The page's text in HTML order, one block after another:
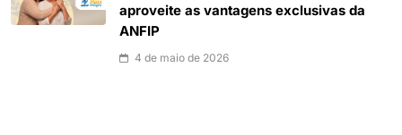
aproveite as vantagens exclusivas da
ANFIP
4 de maio de 2026